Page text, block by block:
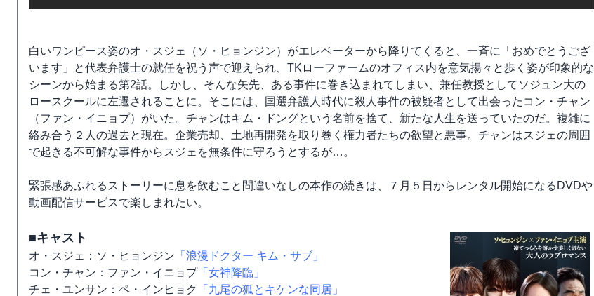
白いワンピース姿のオ・スジェ（ソ・ヒョンジン）がエレベーターから降りてくると、一斉に「おめでとうござ
います」と代表弁護士の就任を祝う声で迎えられ、TKローファームのオフィス内を意気揚々と歩く姿が印象的な
シーンから始まる第2話。しかし、そんな矢先、ある事件に巻き込まれてしまい、兼任教授としてソジュン大の
ロースクールに左遷されることに。そこには、国選弁護人時代に殺人事件の被疑者として出会ったコン・チャン
（ファン・イニョプ）がいた。チャンはキム・ドングという名前を捨て、新たな人生を送っていたのだ。複雑に
絡み合う２人の過去と現在。企業売却、土地再開発を取り巻く権力者たちの欲望と悪事。チャンはスジェの周囲
で起きる不可解な事件からスジェを無条件に守ろうとするが…。
緊張感あふれるストーリーに息を飲むこと間違いなしの本作の続きは、７月５日からレンタル開始になるDVDや
動画配信サービスで楽しまれたい。
■キャスト
オ・スジェ：ソ・ヒョンジン 「浪漫ドクター キム・サブ」
コン・チャン：ファン・イニョプ「女神降臨」
チェ・ユンサン：ペ・インヒョク
「九尾の狐とキケンな同居」